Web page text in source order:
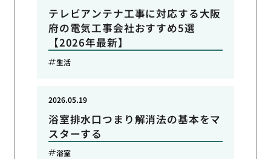
テレビアンテナ工事に対応する大阪
府の電気工事会社おすすめ5選
【2026年最新】
生活
浴室排水口つまり解消法の基本をマ
スターする
2026.05.19
浴室